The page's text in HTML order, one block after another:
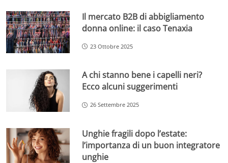
Il mercato B2B di abbigliamento
donna online: il caso Tenaxia
23 Ottobre 2025
A chi stanno bene i capelli neri?
Ecco alcuni suggerimenti
26 Settembre 2025
Unghie fragili dopo l’estate:
l’importanza di un buon integratore
unghie